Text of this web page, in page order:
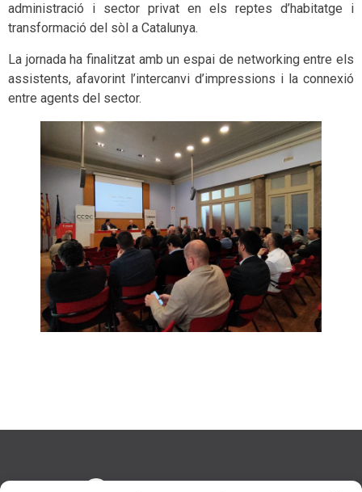
administració i sector privat en els reptes d’habitatge i
transformació del sòl a Catalunya.
La jornada ha finalitzat amb un espai de networking entre els
assistents, afavorint l’intercanvi d’impressions i la connexió
entre agents del sector.